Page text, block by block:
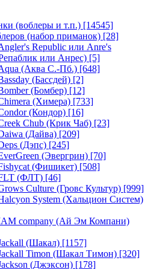
(воблеры и т.п.) [14545]
(набор приманок) [28]
Republic или Anre's
или Анрес) [5]
(Аква С.-Пб.) [648]
(Бассдей) [2]
(Бомбер) [12]
(Химера) [733]
(Кондор) [16]
Chub (Крик Чаб) [23]
(Дайва) [209]
(Дэпс) [245]
(Эвергрин) [70]
(Фишикет) [508]
(ФЛТ) [46]
Culture (Гровс Культур) [999]
System (Хальцион Систем)
company (Ай Эм Компани)
(Шакал) [1157]
Timon (Шакал Тимон) [320]
(Джэксон) [178]